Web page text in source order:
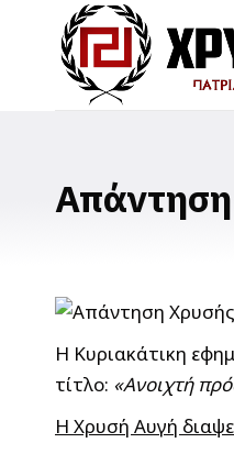
Η Κυριακάτικη
τίτλο: «Ανοιχτή
Η Χρυσή Αυγή